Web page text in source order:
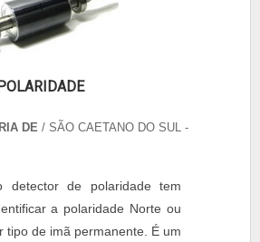
DE / SÃO CAETANO DO SUL -
detector de polaridade tem
a polaridade Norte ou
tipo de imã permanente. É um